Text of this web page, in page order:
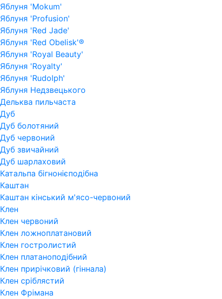
Яблуня 'Mokum'
Яблуня 'Profusion'
Яблуня 'Red Jade'
Яблуня 'Red Obelisk'®
Яблуня 'Royal Beauty'
Яблуня 'Royalty'
Яблуня 'Rudolph'
Яблуня Недзвецького
Дельква пильчаста
Дуб
Дуб болотяний
Дуб червоний
Дуб звичайний
Дуб шарлаховий
Катальпа бігнонієподібна
Каштан
Каштан кінський м'ясо-червоний
Клен
Клен червоний
Клен ложноплатановий
Клен гостролистий
Клен платаноподібний
Клен прирічковий (гіннала)
Клен сріблястий
Клен Фрімана